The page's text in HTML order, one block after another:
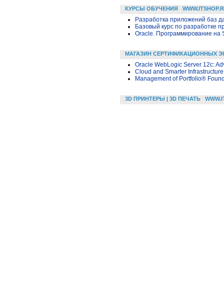
КУРСЫ ОБУЧЕНИЯ
Разработка приложений баз
Базовый курс по разработке
Oracle. Программирование на
МАГАЗИН СЕРТИФИКАЦИОННЫХ
Oracle WebLogic Server 12c:
Cloud and Smarter
Management of Portfolio®
3D ПРИНТЕРЫ | 3D ПЕЧАТЬ